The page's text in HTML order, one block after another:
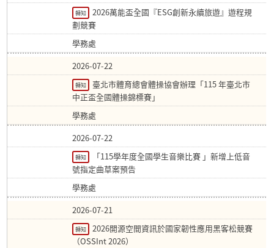
轉知
2026萬能盃全國『ESG創新永續旅遊』遊程規
劃競賽
學務處
2026-07-22
轉知
臺北市體育總會體操協會辦理「115 年臺北市
中正盃全國體操錦標賽」
學務處
2026-07-22
轉知
「115學年度全國學生音樂比賽 」新增上低音
號指定曲草案預告
學務處
2026-07-21
轉知
2026開源空間資訊於國家韌性應用黑客松競賽
（OSSInt 2026）